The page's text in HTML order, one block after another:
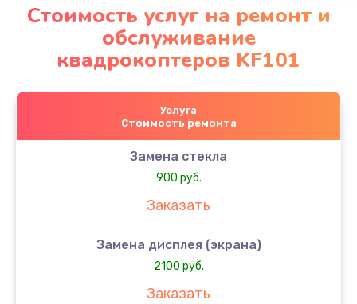
Стоимость услуг на ремонт и
обслуживание
квадрокоптеров KF101
Услуга
Стоимость ремонта
Замена стекла
900 руб.
Заказать
Замена дисплея (экрана)
2100 руб.
Заказать